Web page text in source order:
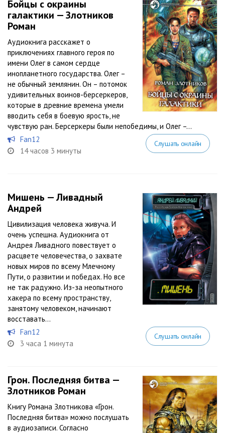
Бойцы с окраины
галактики — Злотников
Роман
Аудиокнига расскажет о
приключениях главного героя по
имени Олег в самом сердце
инопланетного государства. Олег –
не обычный землянин. Он – потомок
удивительных воинов-берсеркеров,
которые в древние времена умели
вводить себя в боевую ярость, не
чувствую ран. Берсеркеры были непобедимы, и Олег –...
Fan12
14 часов 3 минуты
Слушать онлайн
Мишень — Ливадный
Андрей
Цивилизация человека живуча. И
очень успешна. Аудиокнига от
Андрея Ливадного повествует о
расцвете человечества, о захвате
новых миров по всему Млечному
Пути, о развитии и победах. Но все
не так радужно. Из-за неопытного
хакера по всему пространству,
занятому человеком, начинают
восставать...
Fan12
3 часа 1 минута
Слушать онлайн
Грон. Последняя битва —
Злотников Роман
Книгу Романа Злотникова «Грон.
Последняя битва» можно послушать
в аудиозаписи. Согласно